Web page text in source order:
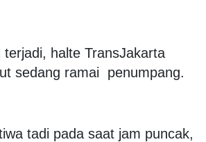
terjadi, halte TransJakarta
sedang ramai penumpang.
tadi pada saat jam puncak,